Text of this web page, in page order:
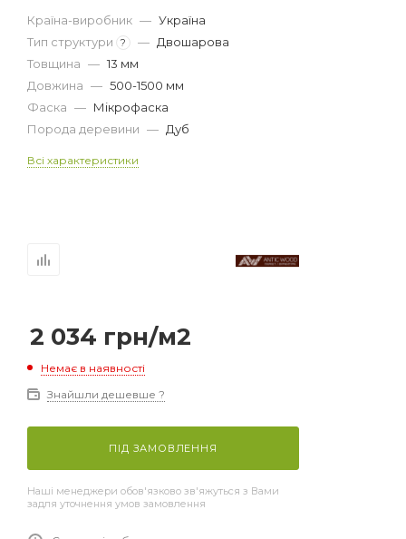
Країна-виробник — Україна
Тип структури
? — Двошарова
Товщина — 13 мм
Довжина — 500-1500 мм
Фаска — Мікрофаска
Порода деревини — Дуб
Всі характеристики
2 034 грн/м2
Немає в наявності
Знайшли дешевше ?
ПІД ЗАМОВЛЕННЯ
Наші менеджери обов'язково зв'яжуться з Вами
задля уточнення умов замовлення